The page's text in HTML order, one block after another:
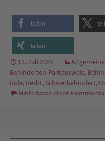
teilen
teilen
12. Juli 2022
Behinderten-Parkausweis,
Ride, Recht, Schwerbehindert,
Hinterlasse einen